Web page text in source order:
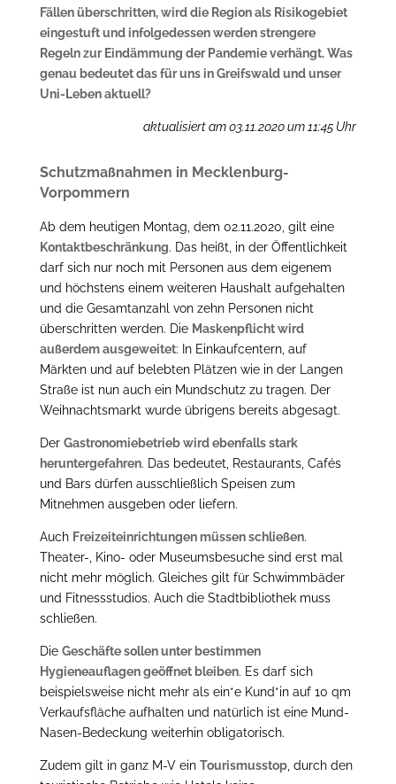
Fällen überschritten, wird die Region als Risikogebiet
eingestuft und infolgedessen werden strengere
Regeln zur Eindämmung der Pandemie verhängt. Was
genau bedeutet das für uns in Greifswald und unser
Uni-Leben aktuell?
aktualisiert am 03.11.2020 um 11:45 Uhr
Schutzmaßnahmen in Mecklenburg-
Vorpommern
Ab dem heutigen Montag, dem 02.11.2020, gilt eine
Kontaktbeschränkung. Das heißt, in der Öffentlichkeit
darf sich nur noch mit Personen aus dem eigenem
und höchstens einem weiteren Haushalt aufgehalten
und die Gesamtanzahl von zehn Personen nicht
überschritten werden. Die Maskenpflicht wird
außerdem ausgeweitet: In Einkaufcentern, auf
Märkten und auf belebten Plätzen wie in der Langen
Straße ist nun auch ein Mundschutz zu tragen. Der
Weihnachtsmarkt wurde übrigens bereits abgesagt.
Der Gastronomiebetrieb wird ebenfalls stark
heruntergefahren. Das bedeutet, Restaurants, Cafés
und Bars dürfen ausschließlich Speisen zum
Mitnehmen ausgeben oder liefern.
Auch Freizeiteinrichtungen müssen schließen.
Theater-, Kino- oder Museumsbesuche sind erst mal
nicht mehr möglich. Gleiches gilt für Schwimmbäder
und Fitnessstudios. Auch die Stadtbibliothek muss
schließen.
Die Geschäfte sollen unter bestimmen
Hygieneauflagen geöffnet bleiben. Es darf sich
beispielsweise nicht mehr als ein*e Kund*in auf 10 qm
Verkaufsfläche aufhalten und natürlich ist eine Mund-
Nasen-Bedeckung weiterhin obligatorisch.
Zudem gilt in ganz M-V ein Tourismusstop, durch den